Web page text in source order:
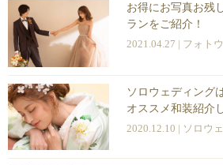
お得にお写真お残
ランをご紹介！
2021.04.27 | フォト
ソロウェディング
オススメ和装紹介
2020.12.10 | ソロウ